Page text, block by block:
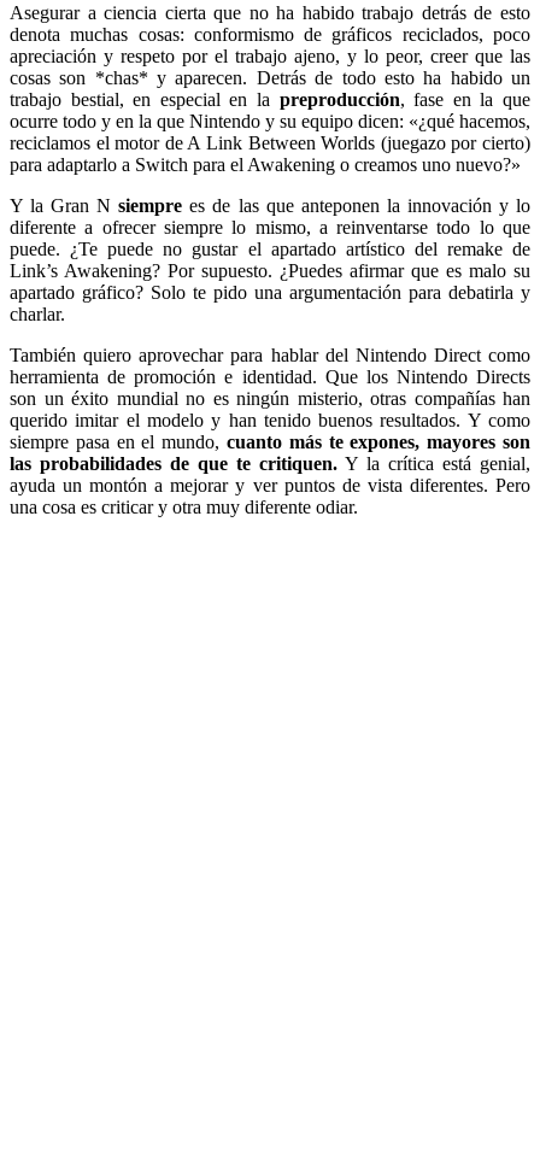
Asegurar a ciencia cierta que no ha habido trabajo detrás de esto
denota muchas cosas: conformismo de gráficos reciclados, poco
apreciación y respeto por el trabajo ajeno, y lo peor, creer que las
cosas son *chas* y aparecen. Detrás de todo esto ha habido un
trabajo bestial, en especial en la preproducción, fase en la que
ocurre todo y en la que Nintendo y su equipo dicen: «¿qué hacemos,
reciclamos el motor de A Link Between Worlds (juegazo por cierto)
para adaptarlo a Switch para el Awakening o creamos uno nuevo?»
Y la Gran N siempre es de las que anteponen la innovación y lo
diferente a ofrecer siempre lo mismo, a reinventarse todo lo que
puede. ¿Te puede no gustar el apartado artístico del remake de
Link’s Awakening? Por supuesto. ¿Puedes afirmar que es malo su
apartado gráfico? Solo te pido una argumentación para debatirla y
charlar.
También quiero aprovechar para hablar del Nintendo Direct como
herramienta de promoción e identidad. Que los Nintendo Directs
son un éxito mundial no es ningún misterio, otras compañías han
querido imitar el modelo y han tenido buenos resultados. Y como
siempre pasa en el mundo, cuanto más te expones, mayores son
las probabilidades de que te critiquen. Y la crítica está genial,
ayuda un montón a mejorar y ver puntos de vista diferentes. Pero
una cosa es criticar y otra muy diferente odiar.